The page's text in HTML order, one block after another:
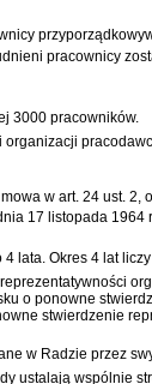
pracownicy
3000 pracowników.
w art. 24 ust.
17 listopada 1964
lata. Okres 4 lat
o ponowne
stwierdzenie
w Radzie przez
ustalają wspólnie